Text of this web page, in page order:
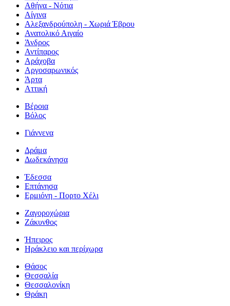
Αθήνα - Νότια
Αίγινα
Αλεξανδρούπολη - Χωριά Έβρου
Ανατολικό Αιγαίο
Άνδρος
Αντίπαρος
Αράχοβα
Αργοσαρωνικός
Άρτα
Αττική
Βέροια
Βόλος
Γιάννενα
Δράμα
Δωδεκάνησα
Έδεσσα
Επτάνησα
Ερμιόνη - Πορτο Χέλι
Ζαγοροχώρια
Ζάκυνθος
Ήπειρος
Ηράκλειο και περίχωρα
Θάσος
Θεσσαλία
Θεσσαλονίκη
Θράκη